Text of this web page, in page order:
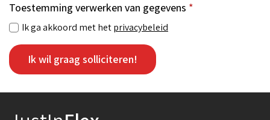
Toestemming verwerken van gegevens *
Ik ga akkoord met hetprivacybeleid
Ik wil graag solliciteren!